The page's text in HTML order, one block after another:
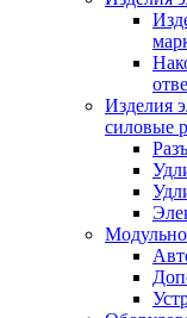
Изделия
силовые